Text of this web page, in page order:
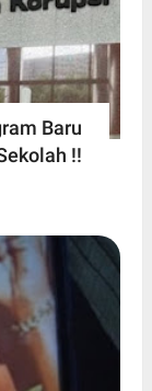
Baru
!!